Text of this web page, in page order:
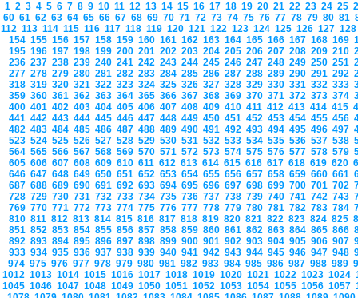
1 2 3 4 5 6 7 8 9 10 11 12 13 14 15 16 17 18 19 20 21 22 23 24 25
60 61 62 63 64 65 66 67 68 69 70 71 72 73 74 75 76 77 78 79 80 81
112 113 114 115 116 117 118 119 120 121 122 123 124 125 126 127
154 155 156 157 158 159 160 161 162 163 164 165 166 167 168 169
195 196 197 198 199 200 201 202 203 204 205 206 207 208 209 210
236 237 238 239 240 241 242 243 244 245 246 247 248 249 250 251
277 278 279 280 281 282 283 284 285 286 287 288 289 290 291 292
318 319 320 321 322 323 324 325 326 327 328 329 330 331 332 333
359 360 361 362 363 364 365 366 367 368 369 370 371 372 373 374
400 401 402 403 404 405 406 407 408 409 410 411 412 413 414 415
441 442 443 444 445 446 447 448 449 450 451 452 453 454 455 456
482 483 484 485 486 487 488 489 490 491 492 493 494 495 496 497
523 524 525 526 527 528 529 530 531 532 533 534 535 536 537 538
564 565 566 567 568 569 570 571 572 573 574 575 576 577 578 579
605 606 607 608 609 610 611 612 613 614 615 616 617 618 619 620
646 647 648 649 650 651 652 653 654 655 656 657 658 659 660 661
687 688 689 690 691 692 693 694 695 696 697 698 699 700 701 702
728 729 730 731 732 733 734 735 736 737 738 739 740 741 742 743
769 770 771 772 773 774 775 776 777 778 779 780 781 782 783 784
810 811 812 813 814 815 816 817 818 819 820 821 822 823 824 825
851 852 853 854 855 856 857 858 859 860 861 862 863 864 865 866
892 893 894 895 896 897 898 899 900 901 902 903 904 905 906 907
933 934 935 936 937 938 939 940 941 942 943 944 945 946 947 948
974 975 976 977 978 979 980 981 982 983 984 985 986 987 988 989
1012 1013 1014 1015 1016 1017 1018 1019 1020 1021 1022 1023 1024
1045 1046 1047 1048 1049 1050 1051 1052 1053 1054 1055 1056 1057